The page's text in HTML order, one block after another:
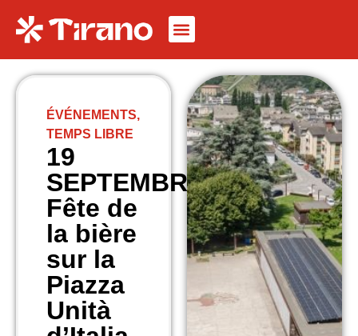
ÉVÉNEMENTS,
TEMPS LIBRE
19
SEPTEMBRE
Fête de
la bière
sur la
Piazza
Unità